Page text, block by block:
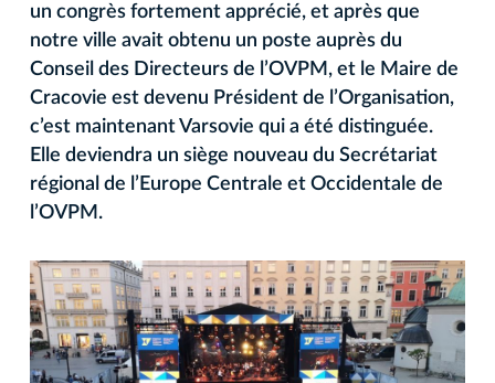
un congrès fortement apprécié, et après que
notre ville avait obtenu un poste auprès du
Conseil des Directeurs de l’OVPM, et le Maire de
Cracovie est devenu Président de l’Organisation,
c’est maintenant Varsovie qui a été distinguée.
Elle deviendra un siège nouveau du Secrétariat
régional de l’Europe Centrale et Occidentale de
l’OVPM.